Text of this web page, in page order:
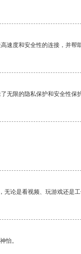
速度和安全性的连接，并帮
无限的隐私保护和安全性保护
论是看视频、玩游戏还是
怡。